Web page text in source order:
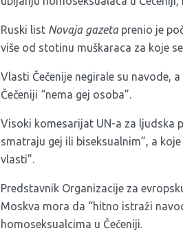
Ruski list Novaja gazetaprenio je
više od stotinu muškaraca za koje
Vlasti Čečenije negirale su navode,
Čečeniji “nema gej osoba”.
Visoki komesarijat UN-a za ljudska
smatraju gej ili biseksualnim”, a
vlasti”.
Predstavnik Organizacije za
Moskva mora da “hitno istraži
homoseksualcima u Čečeniji.